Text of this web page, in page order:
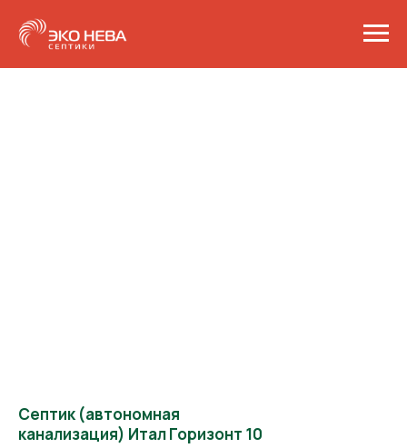
Септик (автономная
канализация) Итал Горизонт 10